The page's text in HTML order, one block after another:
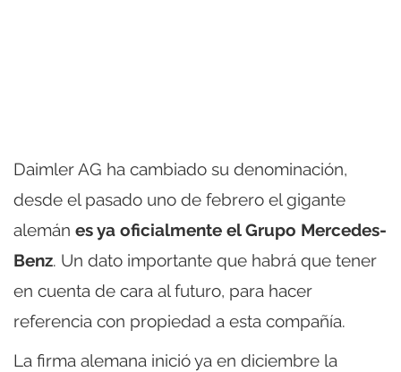
Daimler AG ha cambiado su denominación,
desde el pasado uno de febrero el gigante
alemán es ya oficialmente el Grupo Mercedes-
Benz. Un dato importante que habrá que tener
en cuenta de cara al futuro, para hacer
referencia con propiedad a esta compañía.
La firma alemana inició ya en diciembre la